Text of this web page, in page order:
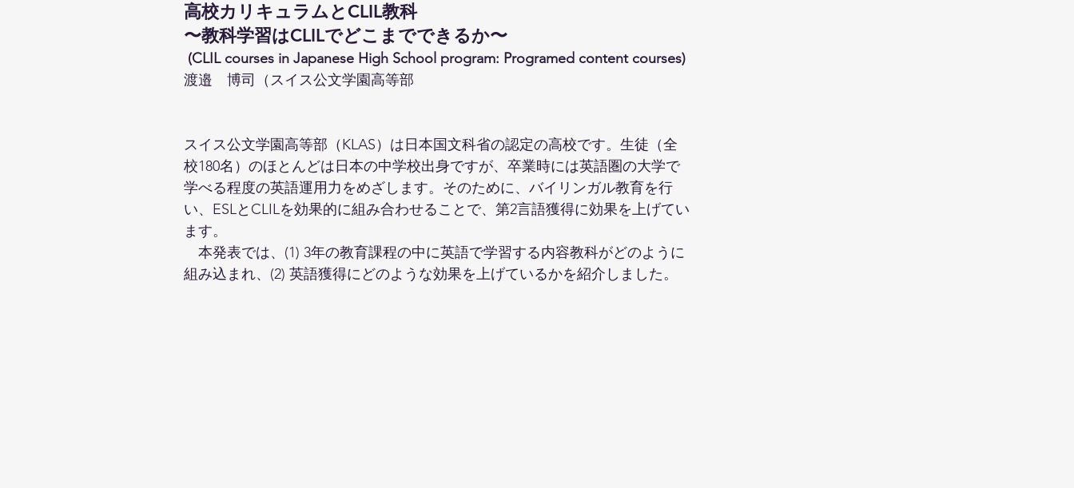
高校カリキュラムとCLIL教科
〜教科学習はCLILでどこまでできるか〜
(CLIL courses in Japanese High School program: Programed content courses)
渡邉　博司（スイス公文学園高等部
スイス公文学園高等部（KLAS）は日本国文科省の認定の高校です。生徒（全
校180名）のほとんどは日本の中学校出身ですが、卒業時には英語圏の大学で
学べる程度の英語運用力をめざします。そのために、バイリンガル教育を行
い、ESLとCLILを効果的に組み合わせることで、第2言語獲得に効果を上げてい
ます。
本発表では、(1) 3年の教育課程の中に英語で学習する内容教科がどのように
組み込まれ、(2) 英語獲得にどのような効果を上げているかを紹介しました。